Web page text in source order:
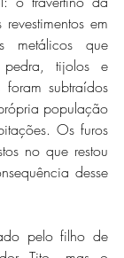
em
metálicos que
tijolos e
foram subtraídos
população
Os furos
no que restou
desse
pelo filho de